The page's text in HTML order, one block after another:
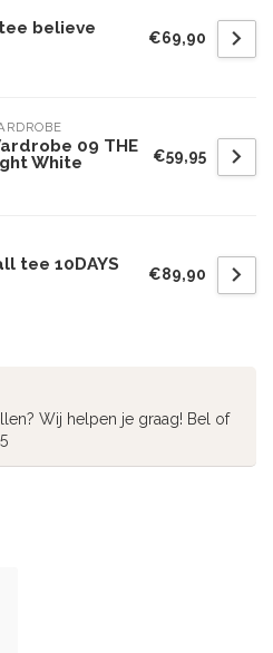
believe
€69,90
09 THE
White
€59,95
tee 10DAYS
€89,90
Wij helpen je graag! Bel of